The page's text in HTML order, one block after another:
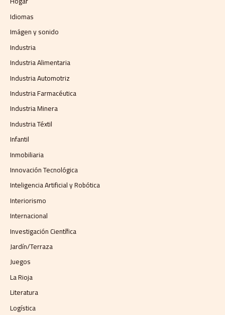
Idiomas
Imágen y sonido
Industria
Industria Alimentaria
Industria Automotriz
Industria Farmacéutica
Industria Minera
Industria Téxtil
Infantil
Inmobiliaria
Innovación Tecnológica
Inteligencia Artificial y Robótica
Interiorismo
Internacional
Investigación Científica
Jardín/Terraza
Juegos
La Rioja
Literatura
Logística